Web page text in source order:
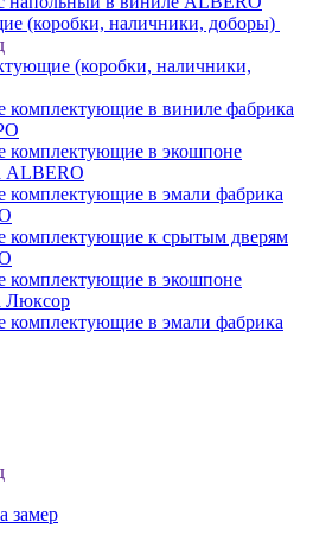
(коробки, наличники, доборы)
(коробки, наличники,
комплектующие в виниле фабрика
комплектующие в экошпоне
ALBERO
комплектующие в эмали фабрика
комплектующие к срытым дверям
комплектующие в экошпоне
Люксор
комплектующие в эмали фабрика
замер